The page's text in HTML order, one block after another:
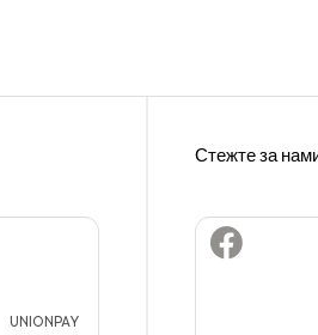
UNIONPAY